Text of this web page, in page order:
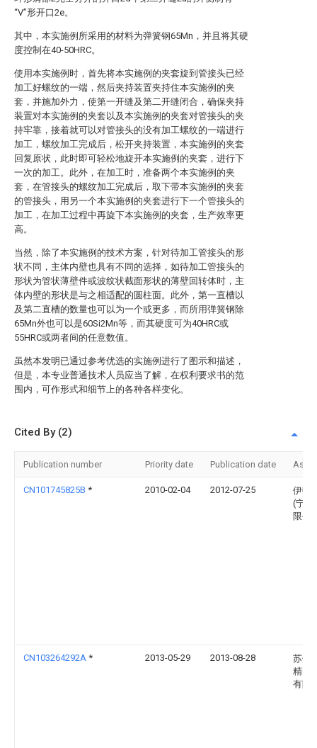
“V”形开口2e。
其中，本实施例所采用的材料为弹簧钢65Mn，并且将其硬
度控制在40-50HRC。
使用本实施例时，首先将本实施例的夹套旋到管接头已经
加工好螺纹的一端，然后夹持装置夹持住本实施例的夹
套，并施加外力，使第一开缝及第二开缝闭合，确保夹持
装置对本实施例的夹套以及本实施例的夹套对管接头的夹
持牢靠，接着就可以对管接头的没有加工螺纹的一端进行
加工，螺纹加工完成后，松开夹持装置，本实施例的夹套
回复原状，此时即可轻松地旋开本实施例的夹套，进行下
一次的加工。此外，在加工时，准备两个本实施例的夹
套，在管接头的螺纹加工完成后，取下带本实施例的夹套
的管接头，用另一个本实施例的夹套进行下一个管接头的
加工，在加工过程中再旋下本实施例的夹套，生产效率更
高。
当然，除了本实施例的技术方案，针对待加工管接头的形
状不同，主体内壁也具有不同的选择，如待加工管接头的
形状为管状薄壁件或波纹状截面形状的薄壁回转体时，主
体内壁的形状是与之相适配的圆柱面。此外，第一直槽以
及第二直槽的数量也可以为一个或更多，而所用弹簧钢除
65Mn外也可以是60Si2Mn等，而其硬度可为40HRC或
55HRC或两者间的任意数值。
虽然本发明已通过参考优选的实施例进行了图示和描述，
但是，本专业普通技术人员应当了解，在权利要求书的范
围内，可作形式和细节上的各种各样变化。
Cited By (2)
Publication number Priority date Publication date
CN101745825B * 2010-02-04 2012-07-25
伊顿
(宁波
限公
CN103264292A * 2013-05-29 2013-08-28
苏州
精密
有限